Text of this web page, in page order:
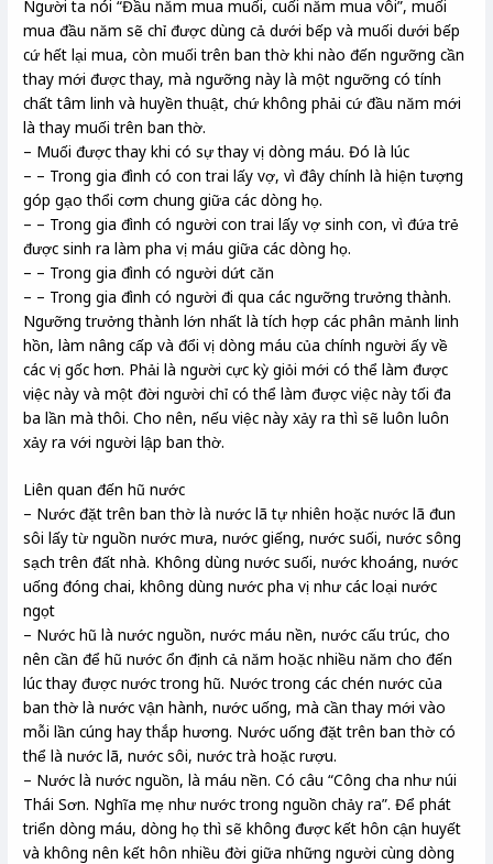
Người ta nói “Đầu năm mua muối, cuối năm mua vôi”, muối
mua đầu năm sẽ chỉ được dùng cả dưới bếp và muối dưới bếp
cứ hết lại mua, còn muối trên ban thờ khi nào đến ngưỡng cần
thay mới được thay, mà ngưỡng này là một ngưỡng có tính
chất tâm linh và huyền thuật, chứ không phải cứ đầu năm mới
là thay muối trên ban thờ.
– Muối được thay khi có sự thay vị dòng máu. Đó là lúc
– – Trong gia đình có con trai lấy vợ, vì đây chính là hiện tượng
góp gạo thổi cơm chung giữa các dòng họ.
– – Trong gia đình có người con trai lấy vợ sinh con, vì đứa trẻ
được sinh ra làm pha vị máu giữa các dòng họ.
– – Trong gia đình có người dứt căn
– – Trong gia đình có người đi qua các ngưỡng trưởng thành.
Ngưỡng trưởng thành lớn nhất là tích hợp các phân mảnh linh
hồn, làm nâng cấp và đổi vị dòng máu của chính người ấy về
các vị gốc hơn. Phải là người cực kỳ giỏi mới có thể làm được
việc này và một đời người chỉ có thể làm được việc này tối đa
ba lần mà thôi. Cho nên, nếu việc này xảy ra thì sẽ luôn luôn
xảy ra với người lập ban thờ.
Liên quan đến hũ nước
– Nước đặt trên ban thờ là nước lã tự nhiên hoặc nước lã đun
sôi lấy từ nguồn nước mưa, nước giếng, nước suối, nước sông
sạch trên đất nhà. Không dùng nước suối, nước khoáng, nước
uống đóng chai, không dùng nước pha vị như các loại nước
ngọt
– Nước hũ là nước nguồn, nước máu nền, nước cấu trúc, cho
nên cần để hũ nước ổn định cả năm hoặc nhiều năm cho đến
lúc thay được nước trong hũ. Nước trong các chén nước của
ban thờ là nước vận hành, nước uống, mà cần thay mới vào
mỗi lần cúng hay thắp hương. Nước uống đặt trên ban thờ có
thể là nước lã, nước sôi, nước trà hoặc rượu.
– Nước là nước nguồn, là máu nền. Có câu “Công cha như núi
Thái Sơn. Nghĩa mẹ như nước trong nguồn chảy ra”. Để phát
triển dòng máu, dòng họ thì sẽ không được kết hôn cận huyết
và không nên kết hôn nhiều đời giữa những người cùng dòng